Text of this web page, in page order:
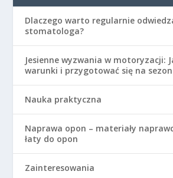
Dlaczego warto regularnie
stomatologa?
Jesienne wyzwania w motoryzacji:
warunki i przygotować się na sezon
Nauka praktyczna
Naprawa opon – materiały
łaty do opon
Zainteresowania